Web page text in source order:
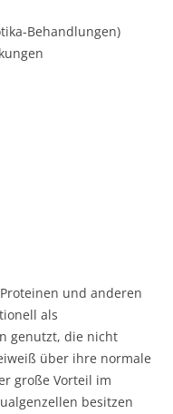
Behandlungen)
und anderen
als
genutzt, die nicht
über ihre normale
große Vorteil im
besitzen